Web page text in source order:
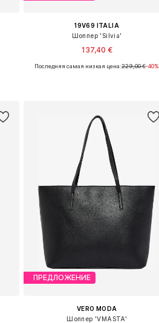
19V69 ITALIA
Шоппер 'Silvia'
137,40 €
Доступные размеры: One Size
Последняя самая низкая цена:229,00 €-40%
ПРЕДЛОЖЕНИЕ
VERO MODA
Шоппер 'VMASTA'